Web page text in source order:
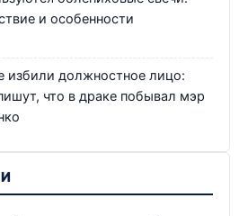
и особенности
избили должностное лицо:
что в драке побывал мэр